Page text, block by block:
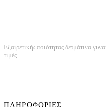
Εξαιρετικής ποιότητας δερμάτινα
τιμές
ΠΛΗΡΟΦΟΡΙΕΣ